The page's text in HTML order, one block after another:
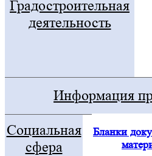
Градостроительная
деятельность
Информация
Социальная
сфера
Бланки